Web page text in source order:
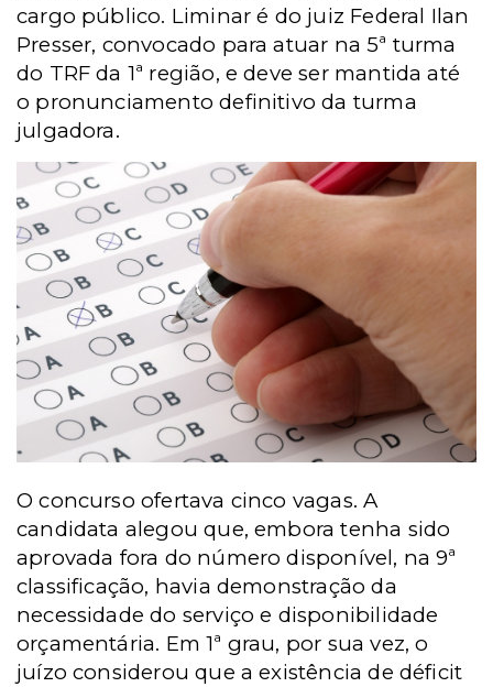
cargo público. Liminar é do juiz Federal Ilan
Presser, convocado para atuar na 5ª turma
do TRF da 1ª região, e deve ser mantida até
o pronunciamento definitivo da turma
julgadora.
O concurso ofertava cinco vagas. A
candidata alegou que, embora tenha sido
aprovada fora do número disponível, na 9ª
classificação, havia demonstração da
necessidade do serviço e disponibilidade
orçamentária. Em 1ª grau, por sua vez, o
juízo considerou que a existência de déficit